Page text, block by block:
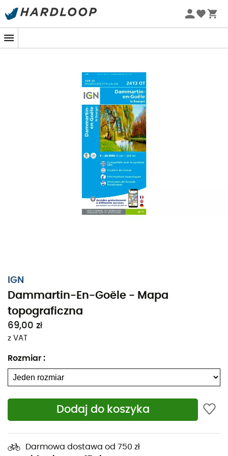
Letnie promocje 🔥 -5% DODATKOWO przy zakupie 2
IGN
Dammartin-En-Goële - Mapa
topograficzna
69,00 zł
z VAT
Rozmiar :
Dodaj do koszyka
Darmowa dostawa od 750 zł
Niezależnie od tego, czy planujesz krótki spacer, czy
En-Goële będzie cennym wsparciem w
przygotowaniach i realizacji Twojej przygody. Dzięki